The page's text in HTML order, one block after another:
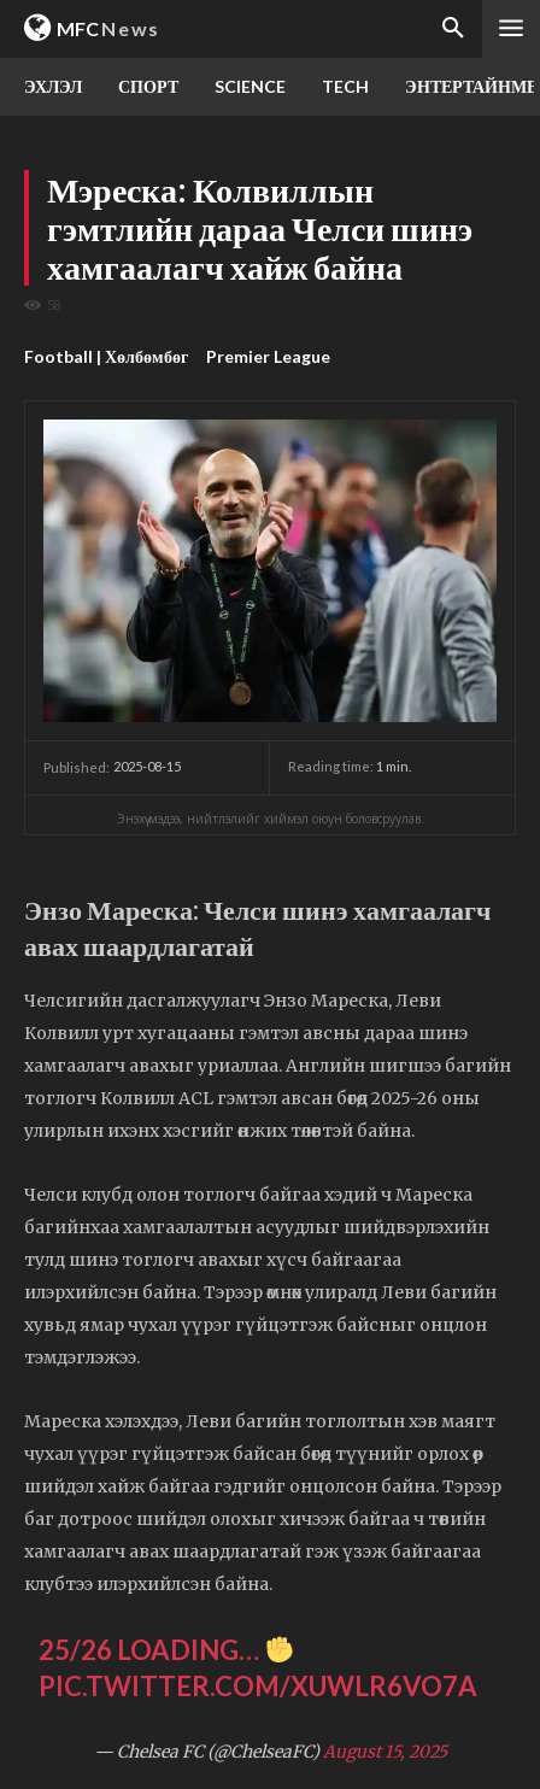
MFCNews
ЭХЛЭЛ СПОРТ SCIENCE TECH
Мэреска: Колвиллын
гэмтлийн дараа Челси шинэ
хамгаалагч хайж байна
58
Football | Хөлбөмбөг Premier League
Published: 2025-08-15 Reading time: 1 min.
Энэхүү мэдээ, нийтлэлийг хиймэл оюун боловсруулав.
Энзо Мареска: Челси шинэ хамгаалагч
авах шаардлагатай
Челсигийн дасгалжуулагч Энзо Мареска, Леви
Колвилл урт хугацааны гэмтэл авсны дараа шинэ
хамгаалагч авахыг уриаллаа. Английн шигшээ багийн
тоглогч Колвилл ACL гэмтэл авсан бөгөөд 2025-26 оны
улирлын ихэнх хэсгийг өнжих төлөвтэй байна.
Челси клубд олон тоглогч байгаа хэдий ч Мареска
багийнхаа хамгаалалтын асуудлыг шийдвэрлэхийн
тулд шинэ тоглогч авахыг хүсч байгаагаа
илэрхийлсэн байна. Тэрээр өмнөх улиралд Леви багийн
хувьд ямар чухал үүрэг гүйцэтгэж байсныг онцлон
тэмдэглэжээ.
Мареска хэлэхдээ, Леви багийн тоглолтын хэв маягт
чухал үүрэг гүйцэтгэж байсан бөгөөд түүнийг орлох өөр
шийдэл хайж байгаа гэдгийг онцолсон байна. Тэрээр
баг дотроос шийдэл олохыг хичээж байгаа ч төвийн
хамгаалагч авах шаардлагатай гэж үзэж байгаагаа
клубтээ илэрхийлсэн байна.
25/26 LOADING…
PIC.TWITTER.COM/XUWLR6VO7A
— Chelsea FC (@ChelseaFC)August 15, 2025